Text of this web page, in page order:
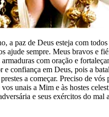
a paz de Deus esteja com
ajude sempre. Meus bravos e
com oração e
e confiança em Deus, pois a
a começar. Preciso de vós
unais a Mim e às hostes
e seus exércitos do mal